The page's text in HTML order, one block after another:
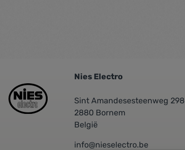
Nies Electro
Sint Amandesesteenweg 298
2880 Bornem
België
info@nieselectro.be